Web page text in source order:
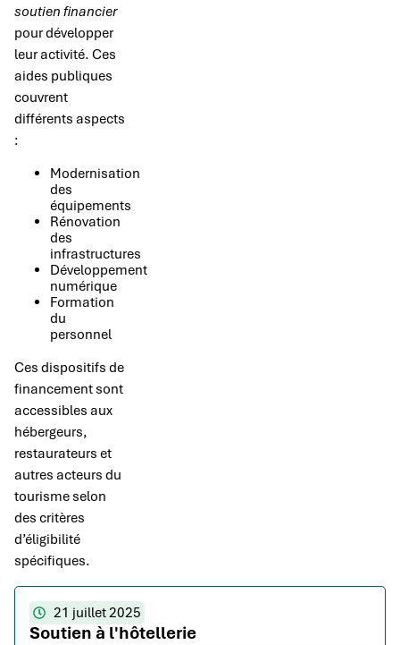
soutien financier
pour développer
leur activité. Ces
aides publiques
couvrent
différents aspects
:
Modernisation
des
équipements
Rénovation
des
infrastructures
Développement
numérique
Formation
du
personnel
Ces dispositifs de
financement sont
accessibles aux
hébergeurs,
restaurateurs et
autres acteurs du
tourisme selon
des critères
d’éligibilité
spécifiques.
21 juillet 2025
Soutien à l'hôtellerie